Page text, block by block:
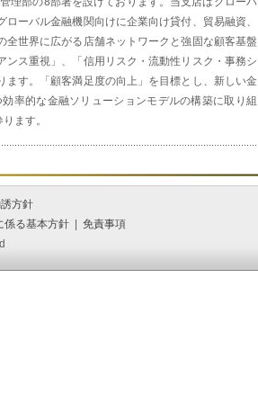
ーバル金融機関向けに企業向け貸付、貿易融資、
世界に広がる店舗ネットワークと強固な顧客基盤
ス重視」、「信用リスク・流動性リスク・事務シ
す。「顧客満足度の向上」を目標とし、新しい金
率的な金融ソリューションモデルの構築に取り組
ます。
方針
係る基本方針
免責事項